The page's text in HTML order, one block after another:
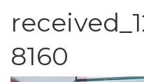
8160